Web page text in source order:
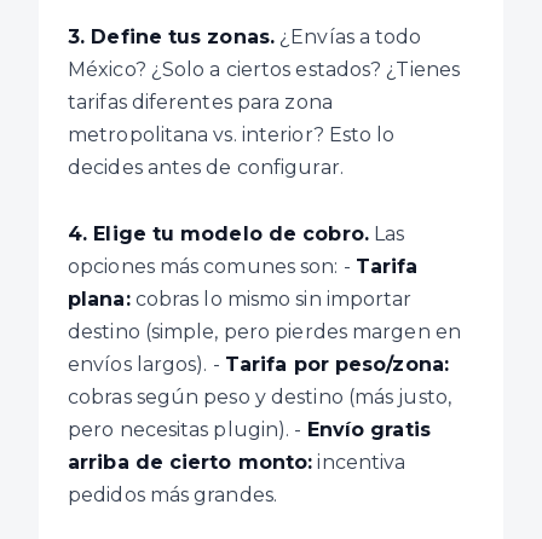
3. Define tus zonas. ¿Envías a todo
México? ¿Solo a ciertos estados? ¿Tienes
tarifas diferentes para zona
metropolitana vs. interior? Esto lo
decides antes de configurar.
4. Elige tu modelo de cobro.Las
opciones más comunes son: - Tarifa
plana:cobras lo mismo sin importar
destino (simple, pero pierdes margen en
envíos largos). - Tarifa por peso/zona:
cobras según peso y destino (más justo,
pero necesitas plugin). - Envío gratis
arriba de cierto monto: incentiva
pedidos más grandes.